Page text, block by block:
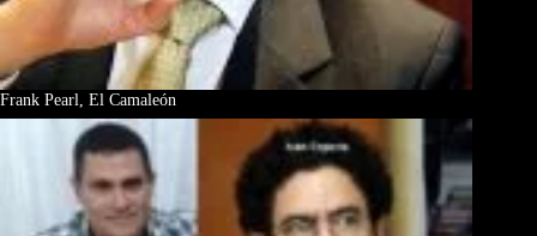
Frank Pearl, El Camaleón